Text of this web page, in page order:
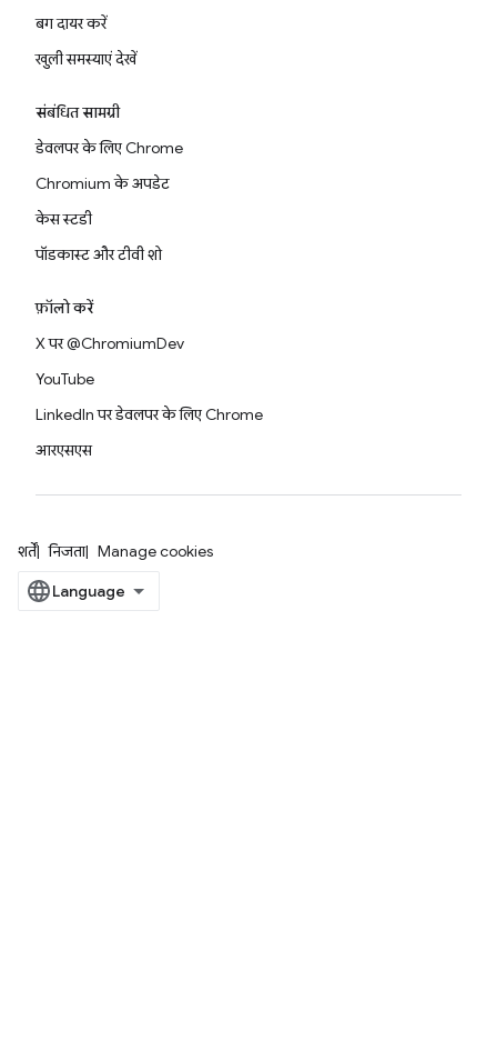
बग दायर करें
खुली समस्याएं देखें
संबंधित सामग्री
डेवलपर के लिए Chrome
Chromium के अपडेट
केस स्टडी
पॉडकास्ट और टीवी शो
फ़ॉलो करें
X पर @ChromiumDev
YouTube
LinkedIn पर डेवलपर के लिए Chrome
आरएसएस
शर्तें निजता Manage cookies